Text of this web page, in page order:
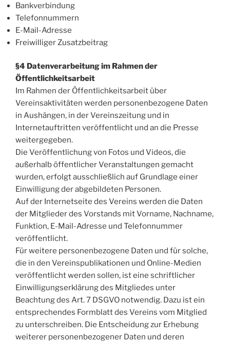
Bankverbindung
Telefonnummern
E-Mail-Adresse
Freiwilliger Zusatzbeitrag
§4 Datenverarbeitung im Rahmen der
Öffentlichkeitsarbeit
Im Rahmen der Öffentlichkeitsarbeit über
Vereinsaktivitäten werden personenbezogene Daten
in Aushängen, in der Vereinszeitung und in
Internetauftritten veröffentlicht und an die Presse
weitergegeben.
Die Veröffentlichung von Fotos und Videos, die
außerhalb öffentlicher Veranstaltungen gemacht
wurden, erfolgt ausschließlich auf Grundlage einer
Einwilligung der abgebildeten Personen.
Auf der Internetseite des Vereins werden die Daten
der Mitglieder des Vorstands mit Vorname, Nachname,
Funktion, E-Mail-Adresse und Telefonnummer
veröffentlicht.
Für weitere personenbezogene Daten und für solche,
die in den Vereinspublikationen und Online-Medien
veröffentlicht werden sollen, ist eine schriftlicher
Einwilligungserklärung des Mitgliedes unter
Beachtung des Art. 7 DSGVO notwendig. Dazu ist ein
entsprechendes Formblatt des Vereins vom Mitglied
zu unterschreiben. Die Entscheidung zur Erhebung
weiterer personenbezogener Daten und deren